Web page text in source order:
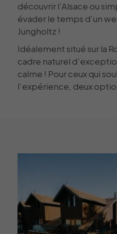
découvrir l’Alsace ou
évader le temps d’un
Jungholtz !
Idéalement situé sur la
cadre naturel
calme ! Pour ceux qui
l’expérience, deux